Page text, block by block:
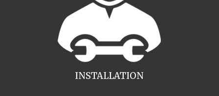
INSTALLATION